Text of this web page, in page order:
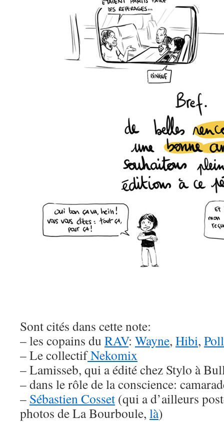
Sont cités dans cette note:
– les copains du RAV: Wayne, Hibi,
– Le collectifNekomix
– Lamisseb, qui a édité chez Stylo à
– dans le rôle de la conscience:
– Sébastien Cosset (qui a d’ailleurs
photos de La Bourboule, là)